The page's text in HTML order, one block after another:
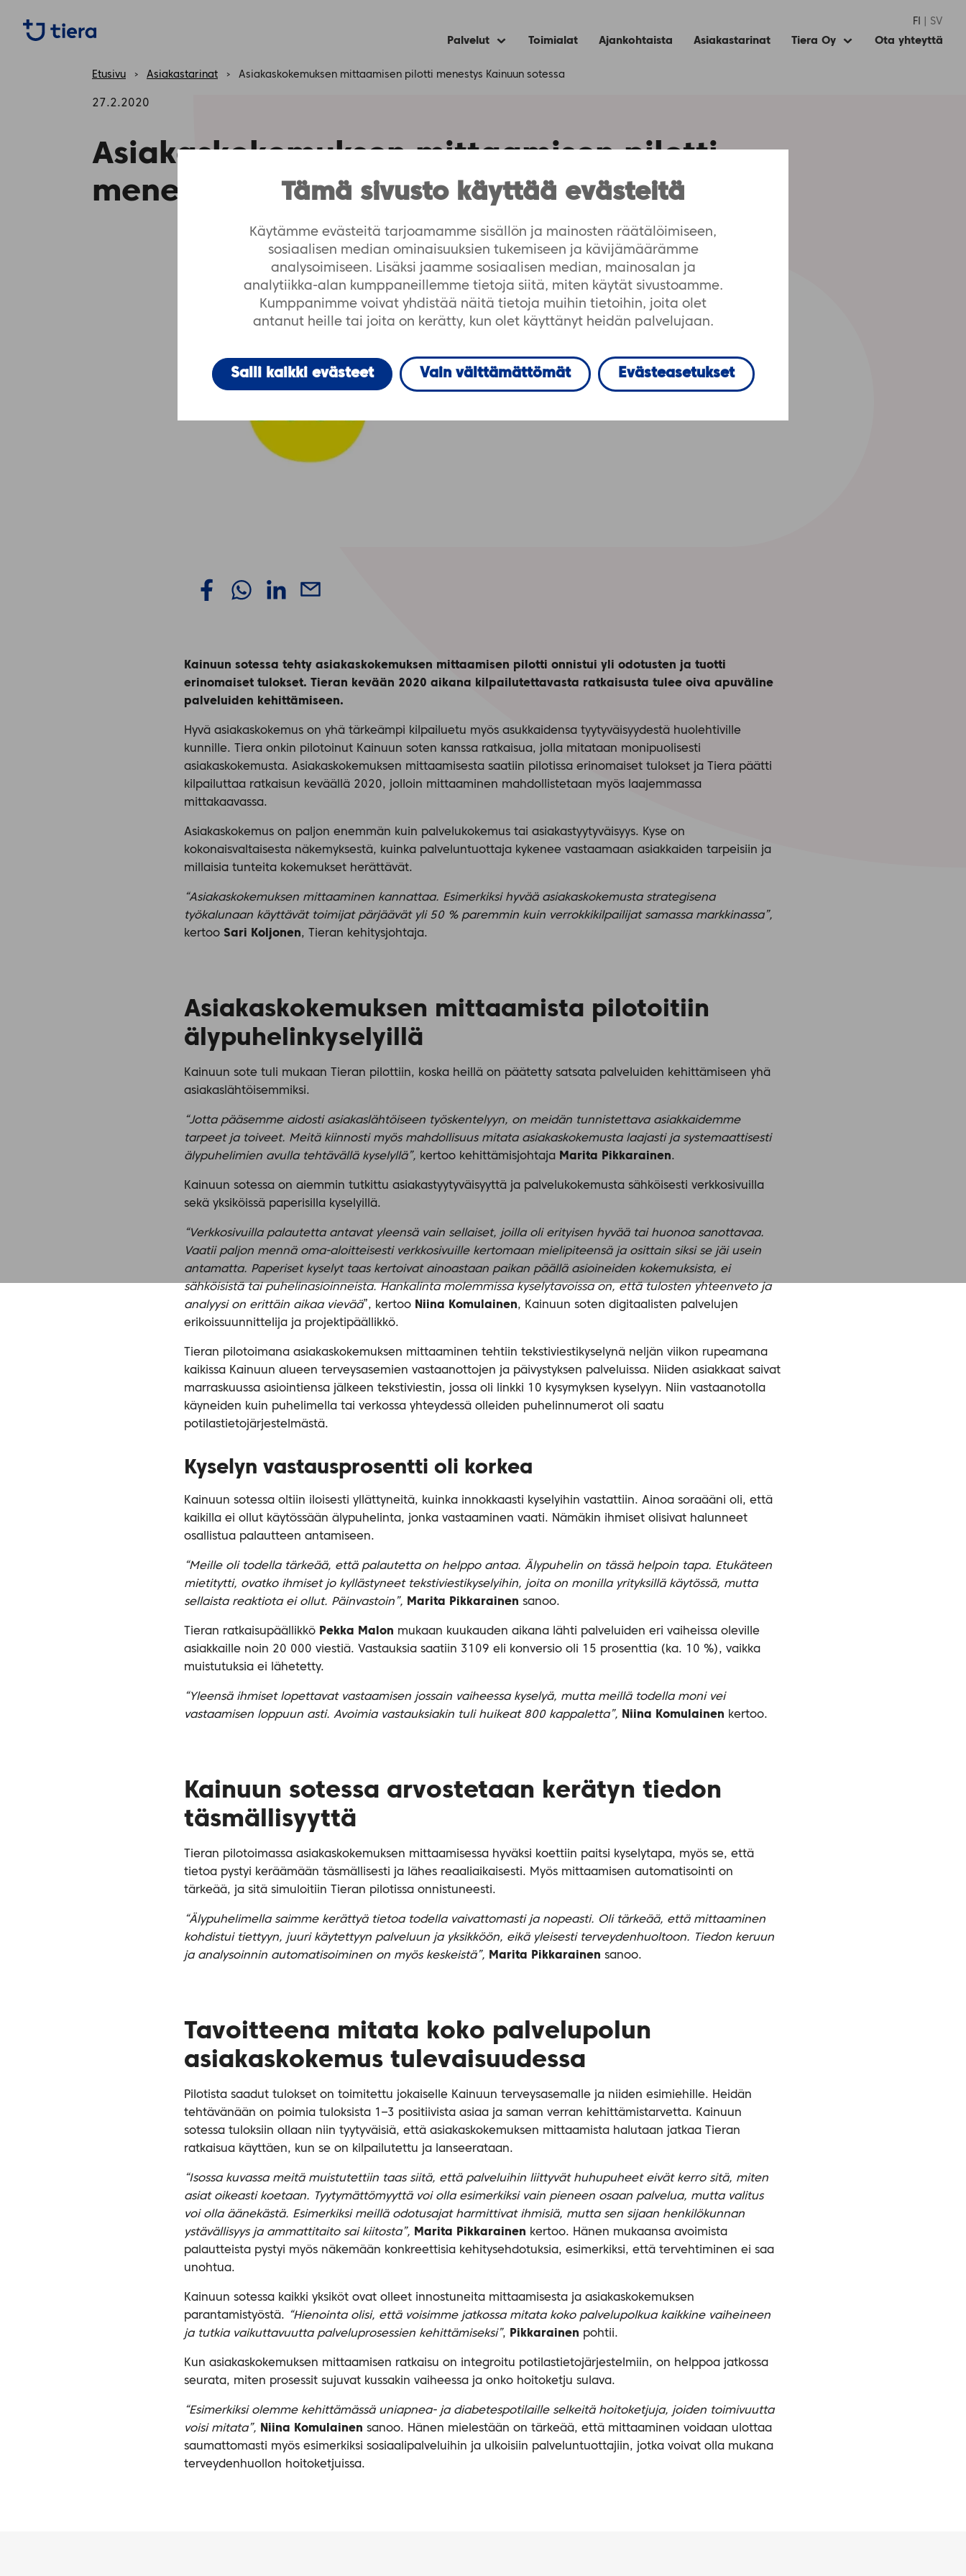
Tämä sivusto käyttää evästeitä
Käytämme evästeitä tarjoamamme sisällön ja mainosten räätälöimiseen,
sosiaalisen median ominaisuuksien tukemiseen ja kävijämäärämme
analysoimiseen. Lisäksi jaamme sosiaalisen median, mainosalan ja
analytiikka-alan kumppaneillemme tietoja siitä, miten käytät sivustoamme.
Kumppanimme voivat yhdistää näitä tietoja muihin tietoihin, joita olet
antanut heille tai joita on kerätty, kun olet käyttänyt heidän palvelujaan.
Salli kaikki evästeet Vain välttämättömät Evästeasetukset
https://tiera.fi/name FI SV
Palvelut
Expand
menu
Toimialat Ajankohtaista Asiakastarinat Tiera Oy
ExpandOta yhteyttä
Etusivu › Asiakastarinat › Asiakaskokemuksen mittaamisen pilotti menestys Kainuun sotessa
27.2.2020
Asiakaskokemuksen mittaamisen pilotti
menestys Kainuun sotessa
Kainuun sotessa tehty asiakaskokemuksen mittaamisen pilotti onnistui yli odotusten ja tuotti
erinomaiset tulokset. Tieran kevään 2020 aikana kilpailutettavasta ratkaisusta tulee oiva apuväline
palveluiden kehittämiseen.
Hyvä asiakaskokemus on yhä tärkeämpi kilpailuetu myös asukkaidensa tyytyväisyydestä huolehtiville
kunnille. Tiera onkin pilotoinut Kainuun soten kanssa ratkaisua, jolla mitataan monipuolisesti
asiakaskokemusta. Asiakaskokemuksen mittaamisesta saatiin pilotissa erinomaiset tulokset ja Tiera päätti
kilpailuttaa ratkaisun keväällä 2020, jolloin mittaaminen mahdollistetaan myös laajemmassa
mittakaavassa.
Asiakaskokemus on paljon enemmän kuin palvelukokemus tai asiakastyytyväisyys. Kyse on
kokonaisvaltaisesta näkemyksestä, kuinka palveluntuottaja kykenee vastaamaan asiakkaiden tarpeisiin ja
millaisia tunteita kokemukset herättävät.
“Asiakaskokemuksen mittaaminen kannattaa. Esimerkiksi hyvää asiakaskokemusta strategisena
työkalunaan käyttävät toimijat pärjäävät yli 50 % paremmin kuin verrokkikilpailijat samassa markkinassa”,
kertoo Sari Koljonen, Tieran kehitysjohtaja.
Asiakaskokemuksen mittaamista pilotoitiin
älypuhelinkyselyillä
Kainuun sote tuli mukaan Tieran pilottiin, koska heillä on päätetty satsata palveluiden kehittämiseen yhä
asiakaslähtöisemmiksi.
“Jotta pääsemme aidosti asiakaslähtöiseen työskentelyyn, on meidän tunnistettava asiakkaidemme
tarpeet ja toiveet. Meitä kiinnosti myös mahdollisuus mitata asiakaskokemusta laajasti ja systemaattisesti
älypuhelimien avulla tehtävällä kyselyllä”, kertoo kehittämisjohtaja Marita Pikkarainen.
Kainuun sotessa on aiemmin tutkittu asiakastyytyväisyyttä ja palvelukokemusta sähköisesti verkkosivuilla
sekä yksiköissä paperisilla kyselyillä.
“Verkkosivuilla palautetta antavat yleensä vain sellaiset, joilla oli erityisen hyvää tai huonoa sanottavaa.
Vaatii paljon mennä oma-aloitteisesti verkkosivuille kertomaan mielipiteensä ja osittain siksi se jäi usein
antamatta. Paperiset kyselyt taas kertoivat ainoastaan paikan päällä asioineiden kokemuksista, ei
sähköisistä tai puhelinasioinneista. Hankalinta molemmissa kyselytavoissa on, että tulosten yhteenveto ja
analyysi on erittäin aikaa vievää”, kertoo Niina Komulainen, Kainuun soten digitaalisten palvelujen
erikoissuunnittelija ja projektipäällikkö.
Tieran pilotoimana asiakaskokemuksen mittaaminen tehtiin tekstiviestikyselynä neljän viikon rupeamana
kaikissa Kainuun alueen terveysasemien vastaanottojen ja päivystyksen palveluissa. Niiden asiakkaat saivat
marraskuussa asiointiensa jälkeen tekstiviestin, jossa oli linkki 10 kysymyksen kyselyyn. Niin vastaanotolla
käyneiden kuin puhelimella tai verkossa yhteydessä olleiden puhelinnumerot oli saatu
potilastietojärjestelmästä.
Kyselyn vastausprosentti oli korkea
Kainuun sotessa oltiin iloisesti yllättyneitä, kuinka innokkaasti kyselyihin vastattiin. Ainoa soraääni oli, että
kaikilla ei ollut käytössään älypuhelinta, jonka vastaaminen vaati. Nämäkin ihmiset olisivat halunneet
osallistua palautteen antamiseen.
“Meille oli todella tärkeää, että palautetta on helppo antaa. Älypuhelin on tässä helpoin tapa. Etukäteen
mietitytti, ovatko ihmiset jo kyllästyneet tekstiviestikyselyihin, joita on monilla yrityksillä käytössä, mutta
sellaista reaktiota ei ollut. Päinvastoin”, Marita Pikkarainen sanoo.
Tieran ratkaisupäällikkö Pekka Malon mukaan kuukauden aikana lähti palveluiden eri vaiheissa oleville
asiakkaille noin 20 000 viestiä. Vastauksia saatiin 3109 eli konversio oli 15 prosenttia (ka. 10 %), vaikka
muistutuksia ei lähetetty.
“Yleensä ihmiset lopettavat vastaamisen jossain vaiheessa kyselyä, mutta meillä todella moni vei
vastaamisen loppuun asti. Avoimia vastauksiakin tuli huikeat 800 kappaletta”, Niina Komulainen kertoo.
Kainuun sotessa arvostetaan kerätyn tiedon
täsmällisyyttä
Tieran pilotoimassa asiakaskokemuksen mittaamisessa hyväksi koettiin paitsi kyselytapa, myös se, että
tietoa pystyi keräämään täsmällisesti ja lähes reaaliaikaisesti. Myös mittaamisen automatisointi on
tärkeää, ja sitä simuloitiin Tieran pilotissa onnistuneesti.
“Älypuhelimella saimme kerättyä tietoa todella vaivattomasti ja nopeasti. Oli tärkeää, että mittaaminen
kohdistui tiettyyn, juuri käytettyyn palveluun ja yksikköön, eikä yleisesti terveydenhuoltoon. Tiedon keruun
ja analysoinnin automatisoiminen on myös keskeistä”, Marita Pikkarainen sanoo.
Tavoitteena mitata koko palvelupolun
asiakaskokemus tulevaisuudessa
Pilotista saadut tulokset on toimitettu jokaiselle Kainuun terveysasemalle ja niiden esimiehille. Heidän
tehtävänään on poimia tuloksista 1–3 positiivista asiaa ja saman verran kehittämistarvetta. Kainuun
sotessa tuloksiin ollaan niin tyytyväisiä, että asiakaskokemuksen mittaamista halutaan jatkaa Tieran
ratkaisua käyttäen, kun se on kilpailutettu ja lanseerataan.
“Isossa kuvassa meitä muistutettiin taas siitä, että palveluihin liittyvät huhupuheet eivät kerro sitä, miten
asiat oikeasti koetaan. Tyytymättömyyttä voi olla esimerkiksi vain pieneen osaan palvelua, mutta valitus
voi olla äänekästä. Esimerkiksi meillä odotusajat harmittivat ihmisiä, mutta sen sijaan henkilökunnan
ystävällisyys ja ammattitaito sai kiitosta”, Marita Pikkarainen kertoo. Hänen mukaansa avoimista
palautteista pystyi myös näkemään konkreettisia kehitysehdotuksia, esimerkiksi, että tervehtiminen ei saa
unohtua.
Kainuun sotessa kaikki yksiköt ovat olleet innostuneita mittaamisesta ja asiakaskokemuksen
parantamistyöstä. “Hienointa olisi, että voisimme jatkossa mitata koko palvelupolkua kaikkine vaiheineen
ja tutkia vaikuttavuutta palveluprosessien kehittämiseksi”, Pikkarainen pohtii.
Kun asiakaskokemuksen mittaamisen ratkaisu on integroitu potilastietojärjestelmiin, on helppoa jatkossa
seurata, miten prosessit sujuvat kussakin vaiheessa ja onko hoitoketju sulava.
“Esimerkiksi olemme kehittämässä uniapnea- ja diabetespotilaille selkeitä hoitoketjuja, joiden toimivuutta
voisi mitata”, Niina Komulainen sanoo. Hänen mielestään on tärkeää, että mittaaminen voidaan ulottaa
saumattomasti myös esimerkiksi sosiaalipalveluihin ja ulkoisiin palveluntuottajiin, jotka voivat olla mukana
terveydenhuollon hoitoketjuissa.